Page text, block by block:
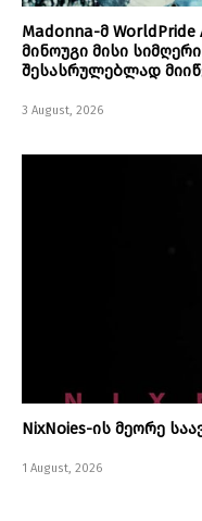
Madonna-მ
მინოუგი მისი
შესასრულებლად
3 August, 2026
NixNoies-ის მეორე
1 August, 2026